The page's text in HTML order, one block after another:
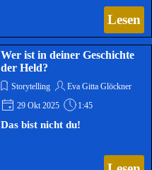
Lesen
Wer ist in deiner Geschichte
der Held?
Storytelling
Eva Gitta Glöckner
29 Okt 2025
1:45
Das bist nicht du!